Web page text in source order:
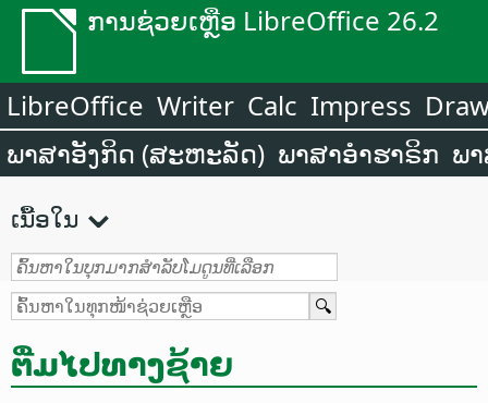
ການຊ່ວຍເຫຼືອ LibreOffice 26.2
LibreOffice Writer Calc Impress
ພາສາອັງກິດ (ສະຫະລັດ) ພາສາອຳຮາຣິກ ພ
ເນື້ອໃນ
ຕື່ມໄປທາງຊ້າຍ